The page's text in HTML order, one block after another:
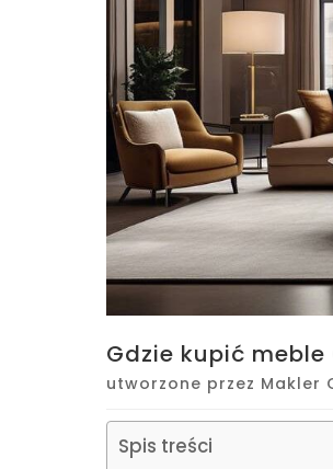
Gdzie kupić
utworzone przez Makler
Spis treści